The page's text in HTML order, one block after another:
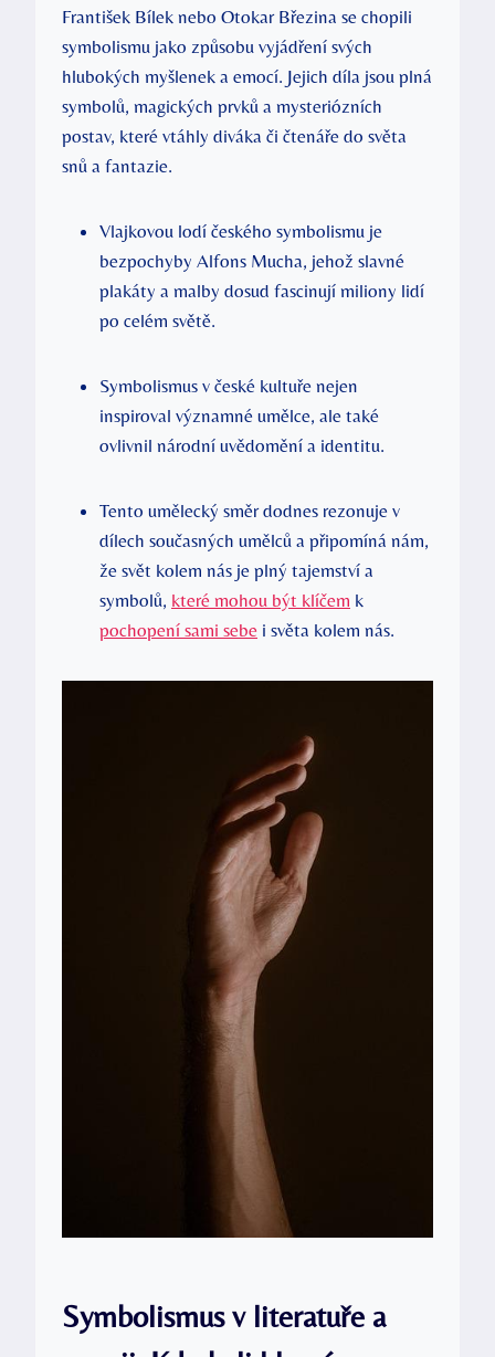
František Bílek nebo Otokar Březina se chopili
symbolismu jako způsobu vyjádření svých
hlubokých myšlenek a emocí. Jejich díla jsou plná
symbolů, magických prvků a mysteriózních
postav, které vtáhly diváka či čtenáře do světa
snů a fantazie.
Vlajkovou lodí českého symbolismu je
bezpochyby Alfons Mucha, jehož slavné
plakáty a malby dosud fascinují miliony lidí
po celém světě.
Symbolismus v české kultuře nejen
inspiroval významné umělce, ale také
ovlivnil národní uvědomění a identitu.
Tento umělecký směr dodnes rezonuje v
dílech současných umělců a připomíná nám,
že svět kolem nás je plný tajemství a
symbolů, které mohou být klíčem k
pochopení sami sebe i světa kolem nás.
Symbolismus v literatuře a